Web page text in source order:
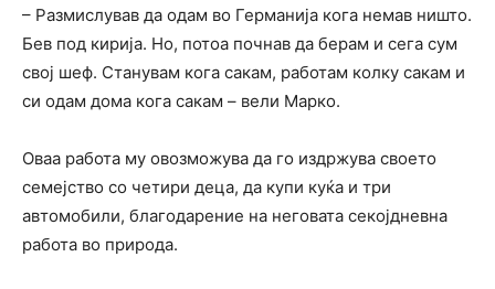
– Размислував да одам во Германија кога немав ништо.
Бев под кирија. Но, потоа почнав да берам и сега сум
свој шеф. Станувам кога сакам, работам колку сакам и
си одам дома кога сакам – вели Марко.
Оваа работа му овозможува да го издржува своето
семејство со четири деца, да купи куќа и три
автомобили, благодарение на неговата секојдневна
работа во природа.